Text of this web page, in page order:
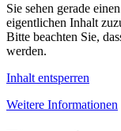
Sie sehen gerade
eigentlichen Inhalt
Bitte beachten Sie,
werden.
Inhalt entsperren
Weitere Informationen